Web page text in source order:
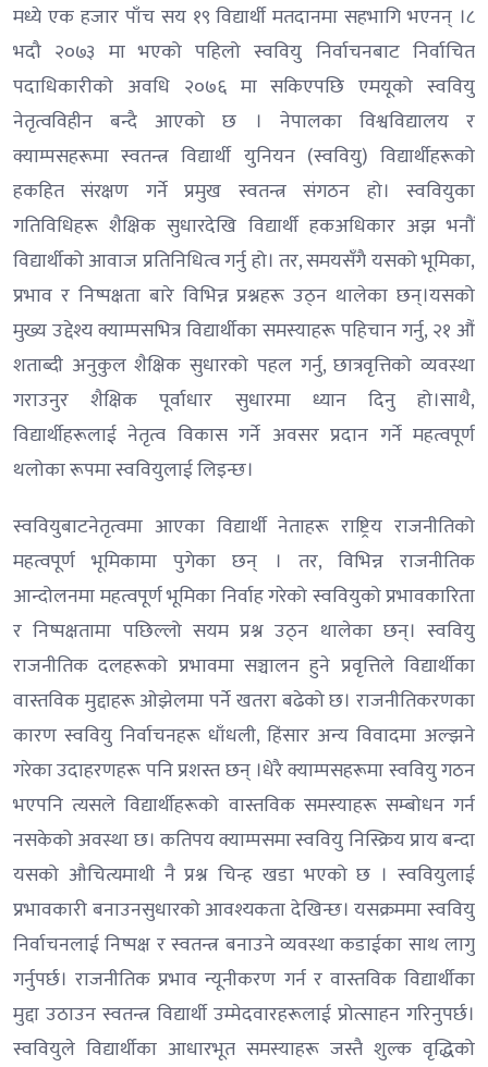
मध्ये एक हजार पाँच सय १९ विद्यार्थी मतदानमा सहभागि भएनन् ।८
भदौ २०७३ मा भएको पहिलो स्ववियु निर्वाचनबाट निर्वाचित
पदाधिकारीको अवधि २०७६ मा सकिएपछि एमयूको स्ववियु
नेतृत्वविहीन बन्दै आएको छ । नेपालका विश्वविद्यालय र
क्याम्पसहरूमा स्वतन्त्र विद्यार्थी युनियन (स्ववियु) विद्यार्थीहरूको
हकहित संरक्षण गर्ने प्रमुख स्वतन्त्र संगठन हो। स्ववियुका
गतिविधिहरू शैक्षिक सुधारदेखि विद्यार्थी हकअधिकार अझ भनौं
विद्यार्थीको आवाज प्रतिनिधित्व गर्नु हो। तर, समयसँगै यसको भूमिका,
प्रभाव र निष्पक्षता बारे विभिन्न प्रश्नहरू उठ्न थालेका छन्।यसको
मुख्य उद्देश्य क्याम्पसभित्र विद्यार्थीका समस्याहरू पहिचान गर्नु, २१ औं
शताब्दी अनुकुल शैक्षिक सुधारको पहल गर्नु, छात्रवृत्तिको व्यवस्था
गराउनुर शैक्षिक पूर्वाधार सुधारमा ध्यान दिनु हो।साथै,
विद्यार्थीहरूलाई नेतृत्व विकास गर्ने अवसर प्रदान गर्ने महत्वपूर्ण
थलोका रूपमा स्ववियुलाई लिइन्छ।
स्ववियुबाटनेतृत्वमा आएका विद्यार्थी नेताहरू राष्ट्रिय राजनीतिको
महत्वपूर्ण भूमिकामा पुगेका छन् । तर, विभिन्न राजनीतिक
आन्दोलनमा महत्वपूर्ण भूमिका निर्वाह गरेको स्ववियुको प्रभावकारिता
र निष्पक्षतामा पछिल्लो सयम प्रश्न उठ्न थालेका छन्। स्ववियु
राजनीतिक दलहरूको प्रभावमा सञ्चालन हुने प्रवृत्तिले विद्यार्थीका
वास्तविक मुद्दाहरू ओझेलमा पर्ने खतरा बढेको छ। राजनीतिकरणका
कारण स्ववियु निर्वाचनहरू धाँधली, हिंसार अन्य विवादमा अल्झने
गरेका उदाहरणहरू पनि प्रशस्त छन् ।धेरै क्याम्पसहरूमा स्ववियु गठन
भएपनि त्यसले विद्यार्थीहरूको वास्तविक समस्याहरू सम्बोधन गर्न
नसकेको अवस्था छ। कतिपय क्याम्पसमा स्ववियु निस्क्रिय प्राय बन्दा
यसको औचित्यमाथी नै प्रश्न चिन्ह खडा भएको छ । स्ववियुलाई
प्रभावकारी बनाउनसुधारको आवश्यकता देखिन्छ। यसक्रममा स्ववियु
निर्वाचनलाई निष्पक्ष र स्वतन्त्र बनाउने व्यवस्था कडाईका साथ लागु
गर्नुपर्छ। राजनीतिक प्रभाव न्यूनीकरण गर्न र वास्तविक विद्यार्थीका
मुद्दा उठाउन स्वतन्त्र विद्यार्थी उम्मेदवारहरूलाई प्रोत्साहन गरिनुपर्छ।
स्ववियुले विद्यार्थीका आधारभूत समस्याहरू जस्तै शुल्क वृद्धिको